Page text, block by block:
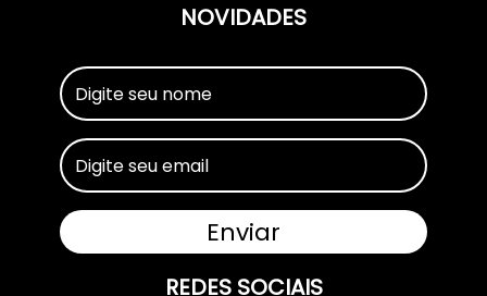
NOVIDADES
REDES SOCIAIS